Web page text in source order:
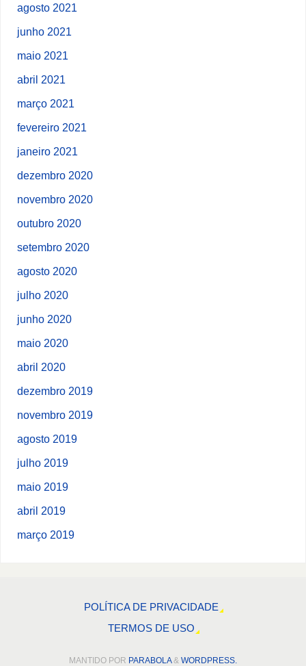
agosto 2021
junho 2021
maio 2021
abril 2021
março 2021
fevereiro 2021
janeiro 2021
dezembro 2020
novembro 2020
outubro 2020
setembro 2020
agosto 2020
julho 2020
junho 2020
maio 2020
abril 2020
dezembro 2019
novembro 2019
agosto 2019
julho 2019
maio 2019
abril 2019
março 2019
POLÍTICA DE PRIVACIDADE
TERMOS DE USO
MANTIDO POR PARABOLA& WORDPRESS.